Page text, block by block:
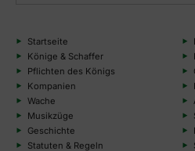
Startseite
Könige & Schaffer
Pflichten des Königs
Kompanien
Wache
Musikzüge
Geschichte
Statuten & Regeln